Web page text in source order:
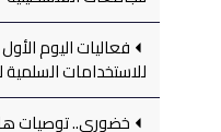
فعاليات اليوم
للاستخدامات السلمية
خضوري.. توصيات